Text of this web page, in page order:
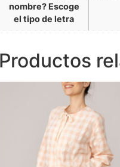
nombre? Escoge
el tipo de letra
Productos